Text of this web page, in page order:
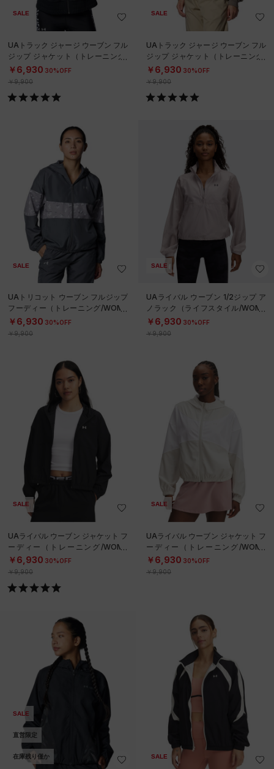
SALE
UAトラック ジャージ ウーブン フル
ジップ ジャケット（トレーニング/
WOMEN）
￥6,930 30%OFF
￥9,900
SALE
UAトラック ジャージ ウーブン フル
ジップ ジャケット（トレーニング/
WOMEN）
￥6,930 30%OFF
￥9,900
SALE
UAトリコット ウーブン フルジップ
フーディー（トレーニング/WOME
N）
￥6,930 30%OFF
￥9,900
SALE
UAライバル ウーブン 1/2ジップ ア
ノラック（ライフスタイル/WOME
N）
￥6,930 30%OFF
￥9,900
SALE
UAライバル ウーブン ジャケット フ
ーディー（トレーニング/WOME
N）
￥6,930 30%OFF
￥9,900
SALE
UAライバル ウーブン ジャケット フ
ーディー（トレーニング/WOME
N）
￥6,930 30%OFF
￥9,900
SALE
直営限定
在庫残り僅か SALE